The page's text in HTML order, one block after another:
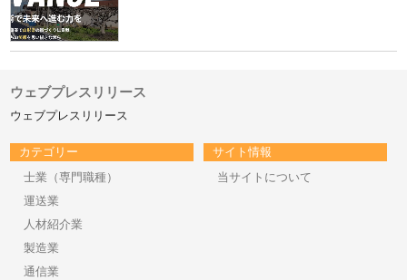
ウェブプレスリリース
ウェブプレスリリース
カテゴリー
士業（専門職種）
運送業
人材紹介業
製造業
通信業
サイト情報
当サイトについて